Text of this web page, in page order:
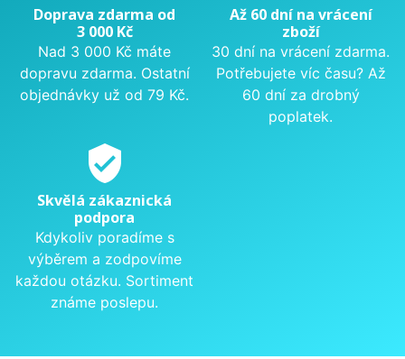
Doprava zdarma od
3 000 Kč
Nad 3 000 Kč máte
dopravu zdarma. Ostatní
objednávky už od 79 Kč.
Až 60 dní na vrácení
zboží
30 dní na vrácení zdarma.
Potřebujete víc času? Až
60 dní za drobný
poplatek.
verified_user
Skvělá zákaznická
podpora
Kdykoliv poradíme s
výběrem a zodpovíme
každou otázku. Sortiment
známe poslepu.